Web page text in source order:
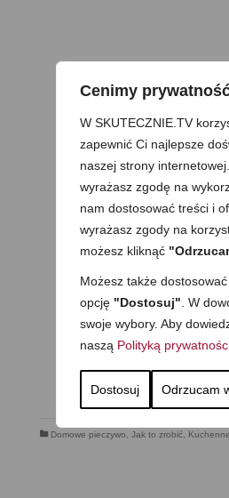
Cenimy
W SKUTECZNIE.TV
zapewnić Ci najlepsze
naszej strony
wyrażasz zgodę na
nam dostosować treści i
wyrażasz zgody na
możesz kliknąć
Możesz także
opcję "Dostosuj" . W
swoje wybory. Aby
naszą Polityką
Dostosuj Odrzucam
Domowe pieczywo, Jak to zrobić,